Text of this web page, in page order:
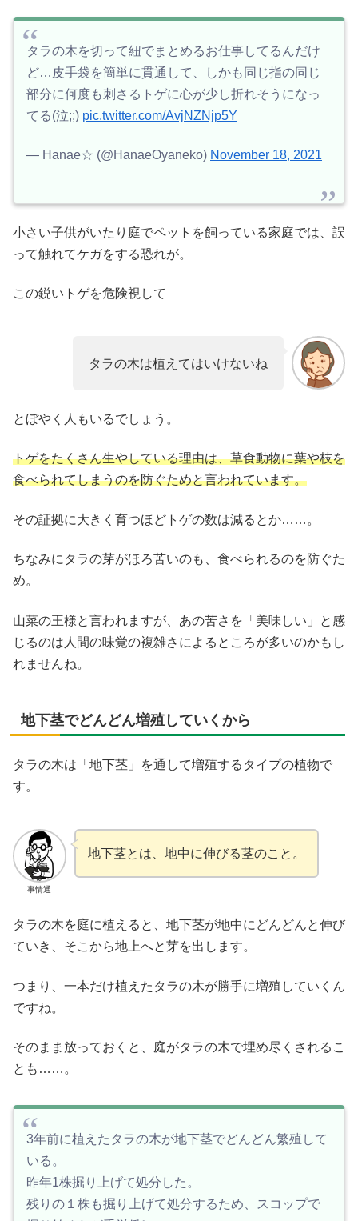
タラの木を切って紐でまとめるお仕事してるんだけ
ど…皮手袋を簡単に貫通して、しかも同じ指の同じ
部分に何度も刺さるトゲに心が少し折れそうになっ
てる(泣;;) pic.twitter.com/AvjNZNjp5Y
— Hanae☆ (@HanaeOyaneko) November 18, 2021
小さい子供がいたり庭でペットを飼っている家庭では、誤
って触れてケガをする恐れが。
この鋭いトゲを危険視して
タラの木は植えてはいけないね
とぼやく人もいるでしょう。
トゲをたくさん生やしている理由は、草食動物に葉や枝を
食べられてしまうのを防ぐためと言われています。
その証拠に大きく育つほどトゲの数は減るとか……。
ちなみにタラの芽がほろ苦いのも、食べられるのを防ぐた
め。
山菜の王様と言われますが、あの苦さを「美味しい」と感
じるのは人間の味覚の複雑さによるところが多いのかもし
れませんね。
地下茎でどんどん増殖していくから
タラの木は「地下茎」を通して増殖するタイプの植物で
す。
事情通
地下茎とは、地中に伸びる茎のこと。
タラの木を庭に植えると、地下茎が地中にどんどんと伸び
ていき、そこから地上へと芽を出します。
つまり、一本だけ植えたタラの木が勝手に増殖していくん
ですね。
そのまま放っておくと、庭がタラの木で埋め尽くされるこ
とも……。
3年前に植えたタラの木が地下茎でどんどん繁殖して
いる。
昨年1株掘り上げて処分した。
残りの１株も掘り上げて処分するため、スコップで